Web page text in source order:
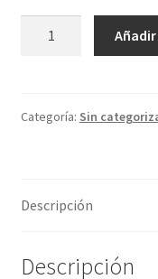
Categoría: Sin
Descripción
Descripción